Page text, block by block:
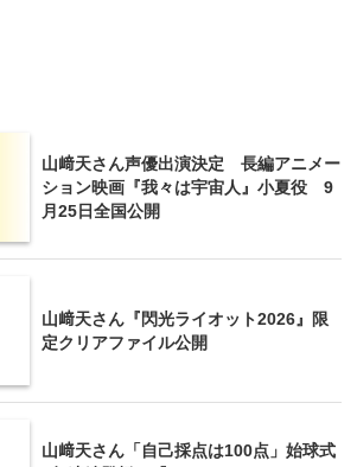
山﨑天さん声優出演決定 長編アニメー
ション映画『我々は宇宙人』小夏役 9
月25日全国公開
山﨑天さん『閃光ライオット2026』限
定クリアファイル公開
山﨑天さん「自己採点は100点」始球式